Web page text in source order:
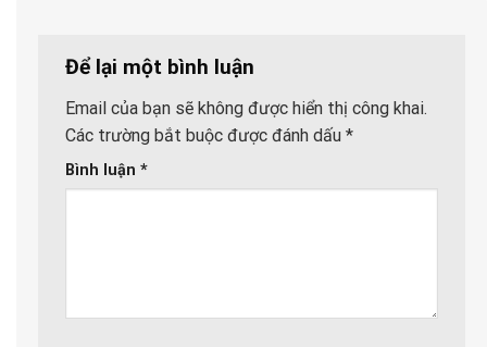
Để lại một bình luận
Email của bạn sẽ không được hiển thị công khai.
Các trường bắt buộc được đánh dấu *
Bình luận *